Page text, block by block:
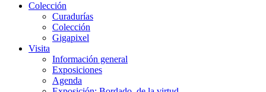
Colección
Curadurías
Colección
Gigapixel
Visita
Información general
Exposiciones
Agenda